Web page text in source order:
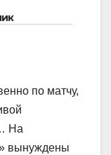
по матчу,
На
вынуждены